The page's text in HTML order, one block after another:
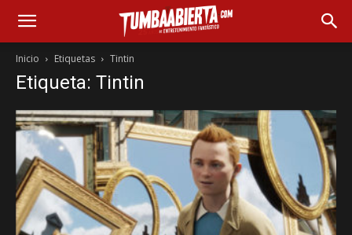
Inicio Etiquetas Tintin
Etiqueta: Tintin